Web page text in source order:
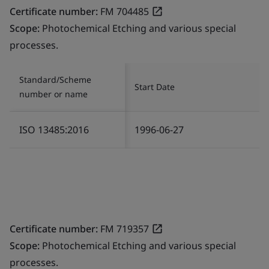
Certificate number: FM 704485
Scope: Photochemical Etching and various special
processes.
Standard/Scheme
number or name
Start Date
ISO 13485:2016 1996-06-27
Certificate number: FM 719357
Scope: Photochemical Etching and various special
processes.